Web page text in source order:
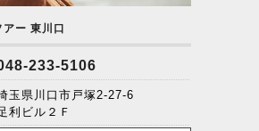
アー 東川口
233-5106
玉県川口市戸塚2-27-6
利ビル２Ｆ